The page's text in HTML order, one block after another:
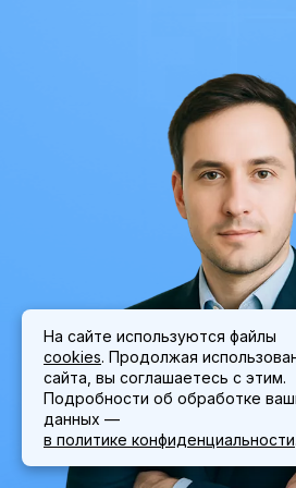
Найду точки роста
и кратноувеличу
заявок
Роман
Мотузко
На сайте используются файлы
cookies. Продолжая
сайта, вы соглашаетесь с этим.
Подробности об обработке
данных —
в политике конфиденциальности